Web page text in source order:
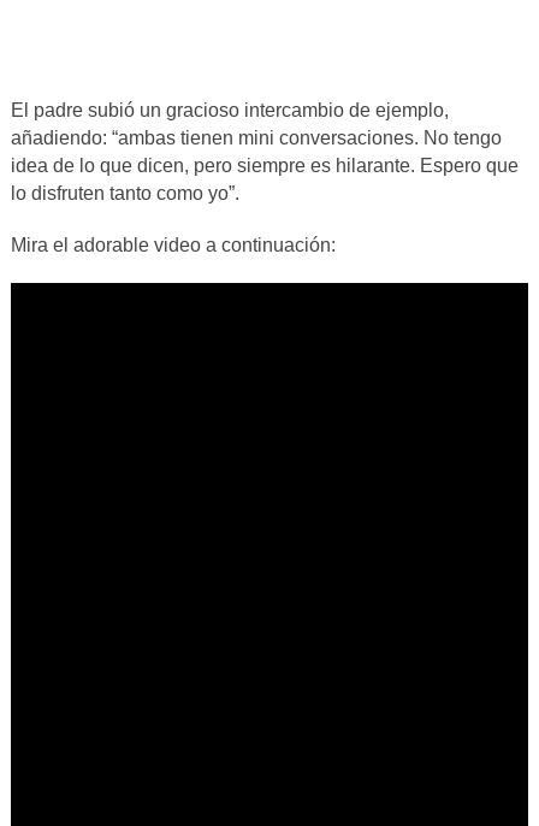
El padre subió un gracioso intercambio de ejemplo,
añadiendo: “ambas tienen mini conversaciones. No tengo
idea de lo que dicen, pero siempre es hilarante. Espero que
lo disfruten tanto como yo”.
Mira el adorable video a continuación: